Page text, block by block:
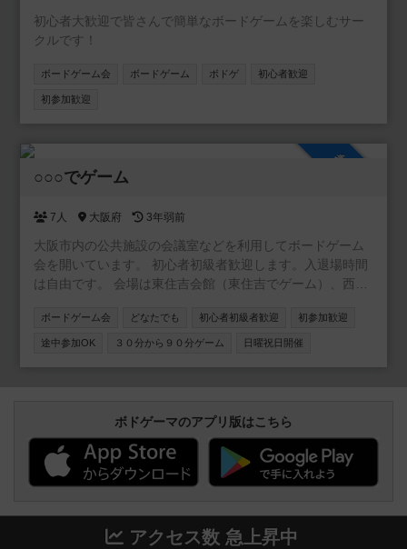
初心者大歓迎で皆さんで簡単なボードゲームを楽しむサー
クルです！
ボードゲーム会 ボードゲーム ボドゲ 初心者歓迎
初参加歓迎
○○○でゲーム
7人 大阪府 3年弱前
大阪市内の公共施設の会議室などを利用してボードゲーム
会を開いています。 初心者初級者歓迎します。入退場時間
は自由です。 会場は東住吉会館（東住吉でゲーム）、西成
ーム）を利用してきました。 他に阿倍野区民センター、平
野区民センター、東成区民センター、淀川区民センター、
ボードゲーム会 どなたでも 初心者初級者歓迎 初参加歓迎
途中参加OK ３０分から９０分ゲーム 日曜祝日開催
ボドゲーマのアプリ版はこちら
アクセス数 急上昇中